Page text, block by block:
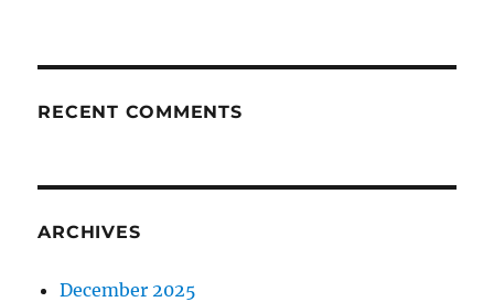
RECENT COMMENTS
ARCHIVES
December 2025